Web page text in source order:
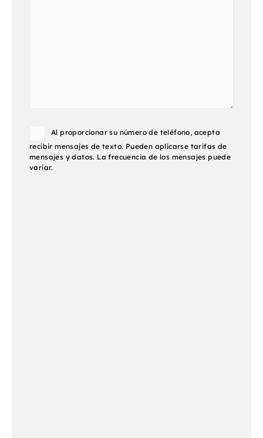
ConsentAl proporcionar su número de teléfono, acepta
recibir mensajes de texto. Pueden aplicarse tarifas de
mensajes y datos. La frecuencia de los mensajes puede
variar.